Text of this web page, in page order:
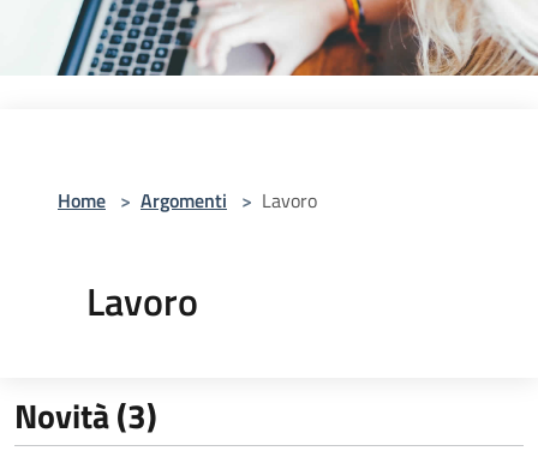
Home > Argomenti > Lavoro
Lavoro
Novità (3)